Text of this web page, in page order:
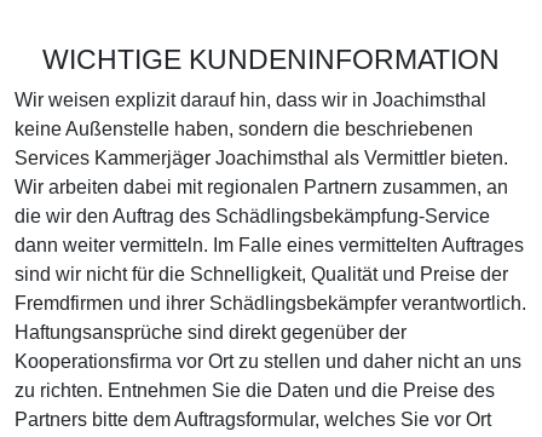
WICHTIGE KUNDENINFORMATION
Wir weisen explizit darauf hin, dass wir in Joachimsthal
keine Außenstelle haben, sondern die beschriebenen
Services Kammerjäger Joachimsthal als Vermittler bieten.
Wir arbeiten dabei mit regionalen Partnern zusammen, an
die wir den Auftrag des Schädlingsbekämpfung-Service
dann weiter vermitteln. Im Falle eines vermittelten Auftrages
sind wir nicht für die Schnelligkeit, Qualität und Preise der
Fremdfirmen und ihrer Schädlingsbekämpfer verantwortlich.
Haftungsansprüche sind direkt gegenüber der
Kooperationsfirma vor Ort zu stellen und daher nicht an uns
zu richten. Entnehmen Sie die Daten und die Preise des
Partners bitte dem Auftragsformular, welches Sie vor Ort